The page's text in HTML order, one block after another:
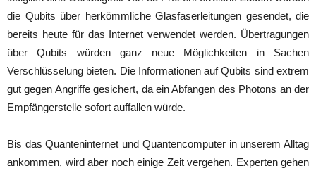
die Qubits über herkömmliche Glasfaserleitungen gesendet, die
bereits heute für das Internet verwendet werden. Übertragungen
über Qubits würden ganz neue Möglichkeiten in Sachen
Verschlüsselung bieten. Die Informationen auf Qubits sind extrem
gut gegen Angriffe gesichert, da ein Abfangen des Photons an der
Empfängerstelle sofort auffallen würde.
Bis das Quanteninternet und Quantencomputer in unserem Alltag
ankommen, wird aber noch einige Zeit vergehen. Experten gehen